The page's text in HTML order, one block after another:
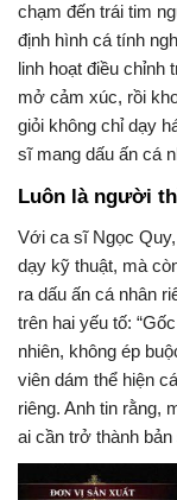
chạm đến trái tim
định hình cá tính
linh hoạt điều chỉnh
mở cảm xúc, rồi
giỏi không chỉ dạy
sĩ mang dấu ấn cá
Luôn là người
Với ca sĩ Ngọc
dạy kỹ thuật, mà
ra dấu ấn cá nhân
trên hai yếu tố:
nhiên, không ép
viên dám thể hiện
riêng. Anh tin rằng,
ai cần trở thành bản